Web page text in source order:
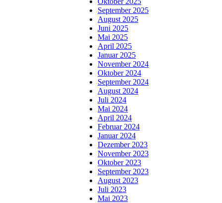
September 2025
August 2025
Juni 2025
Mai 2025
April 2025
Januar 2025
November 2024
Oktober 2024
September 2024
August 2024
Juli 2024
Mai 2024
April 2024
Februar 2024
Januar 2024
Dezember 2023
November 2023
Oktober 2023
September 2023
August 2023
Juli 2023
Mai 2023